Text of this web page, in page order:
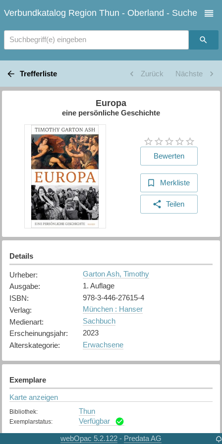
Verbundkatalog Region Thun - Oberland - Suche
Suchbegriff(e) eingeben
Trefferliste Zurück Nächste
Europa
eine persönliche Geschichte
Bewerten
Merkliste
Teilen
Details
Urheber:
Garton Ash, Timothy
Ausgabe:
1. Auflage
ISBN:
978-3-446-27615-4
Verlag:
München : Hanser
Medienart:
Sachbuch
Erscheinungsjahr:
2023
Alterskategorie: Erwachsene
Exemplare
Karte anzeigen
Bibliothek: Thun
Exemplarstatus: Verfügbar
webOpac 5.2.122 - Predata AG